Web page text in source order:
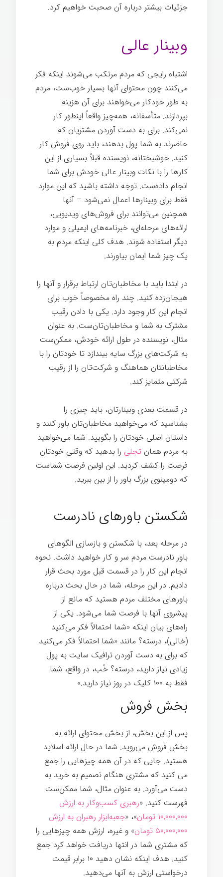
جزئیات بیشتر درباره آن صحبت خواهیم کرد.
وبینار عالی
اشتباه رایجی که مردم مرتکب می‌شوند اینکه فکر
می‌کنند چون محتوای آنها بسیار خوب‌ست، مردم
به طور خودکار می‌خواهند برای آن هزینه
بپردازند. متأسفانه، همه‌چیز واقعاً اینطور کار
نمی‌کند. برای به دست آوردن مشتریان که
حاضرند به شما پول بدهند، باید روی فروش کار
کنید. خوشبختانه، نویسنده قبلاً بسیاری از این
کارها را با نکات وبینار عالی خودش برای شما
انجام داده‌ست. توجه داشته باشید که این موارد
فقط برای وبینارها اعمال نمی‌شود – آنها
همچنین می‌توانند برای فروش‌های ویدیویی،
ارائه‌های مرحله‌ای، خبرنامه‌های ایمیلی و موارد
دیگر استفاده شوند. هدف کلی اینکه مردم به
یک چیز شما ایمان بیاورند.
در ابتدا باید با مخاطبان‌تان ارتباط برقرار و آنها را
هیجان‌زده کنید. چند راه مخصوصاً خوب برای
انجام این کار وجود دارد. یکی با دادن رقیب
مشترک به شما و مخاطبان‌تان‌ست. به عنوان
مثال، نویسنده در طول ارائه خودش، ممکن‌ست
به شرکت‌های بزرگ سایه بیندازد تا خودتان را با
مخاطبانتان هماهنگ و شرکت‌تان را از رقیب
شرکتی متمایز کند.
در قسمت بعدی وبینارتان، باید چیزی را
بشناسید که می‌خواهید مخاطبان‌تان باور کنند و
داستان اصلی خودتان را بگویید. شما می‌خواهید
به مردم همان تجلی را بدهید که وقتی خودتان
فرصت را کشف کردید. این اولین فرصت شماست
که دومینوی بزرگ باور را از بین ببرید.
شکستن باورهای نادرست
در مرحله بعد، با شکستن و بازسازی الگوهای
باور نادرست مردم سر و کار خواهید داشت. نحوه
انجام این کار را در قسمت قبل مورد بحث قرار
دادیم. در این مرحله، شما در حال بحث درباره
باورهای مختلف مردم هستید که مانع از
پیشروی آنها با فرصت شما می‌شود. یکی از
راه‌های بیان اینکه «شما احتمالاً فکر می‌کنید
(خالی)، درسته؟ مانند «شما احتمالاً فکر می‌کنید
که برای به دست آوردن ترافیک سایت به پول
زیادی نیاز دارید، درسته؟ خُب، در واقع، شما
فقط به ۱۰۰ کلیک در روز نیاز دارید.»
بخش فروش
پس از این بخش، از بخش محتوای ارائه به
بخش فروش می‌روید. شما در حال ارائه اسلاید
هستید. جایی که در آن همه چیزهایی را جمع
می کنید که مشتری هنگام تصمیم به خرید به
دست می‌آورد. به عنوان مثال، شما ممکن‌ست
فهرست کنید. «رهبری کسب‌وکار به ارزش
۱۰,۰۰۰,۰۰۰ تومان
»، «جعبه‌ابزار رهبران به ارزش
۵۰,۰۰۰,۰۰۰ تومان
» و غیره، ارزش همه چیزهایی را
که مشتری شما در انتها دریافت خواهد کرد جمع
کنید. هدف اینکه نشان دهید ۱۰ برابر قیمت
درخواستی ارزش به آنها می‌دهید.